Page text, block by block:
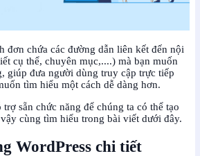
đơn chứa các đường dẫn liên kết đến nội
cụ thể, chuyên mục,....) mà bạn muốn
giúp đưa người dùng truy cập trực tiếp
tìm hiểu một cách dễ dàng hơn.
trợ sẵn chức năng để chúng ta có thể tạo
cùng tìm hiểu trong bài viết dưới đây.
WordPress chi tiết